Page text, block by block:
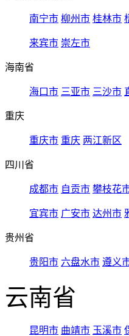
南宁市 柳州市 桂林市
来宾市 崇左市
海南省
海口市 三亚市 三沙市
重庆
重庆市 重庆 两江新区
四川省
成都市 自贡市 攀枝花
宜宾市 广安市 达州市
贵州省
贵阳市 六盘水市 遵义
云南省
昆明市 曲靖市 玉溪市